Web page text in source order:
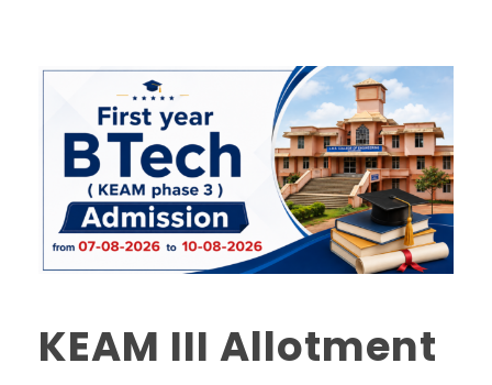
KEAM III Allotment